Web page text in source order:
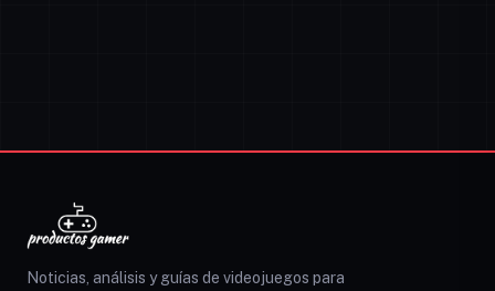
Noticias, análisis y guías de videojuegos para